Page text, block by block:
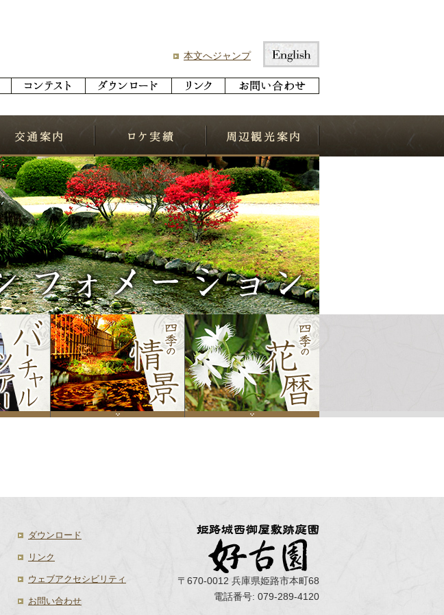
本文へジャンプ
ダウンロード
リンク
ウェブアクセシビリティ
お問い合わせ
〒670-0012 兵庫県姫路市本町68
電話番号: 079-289-4120